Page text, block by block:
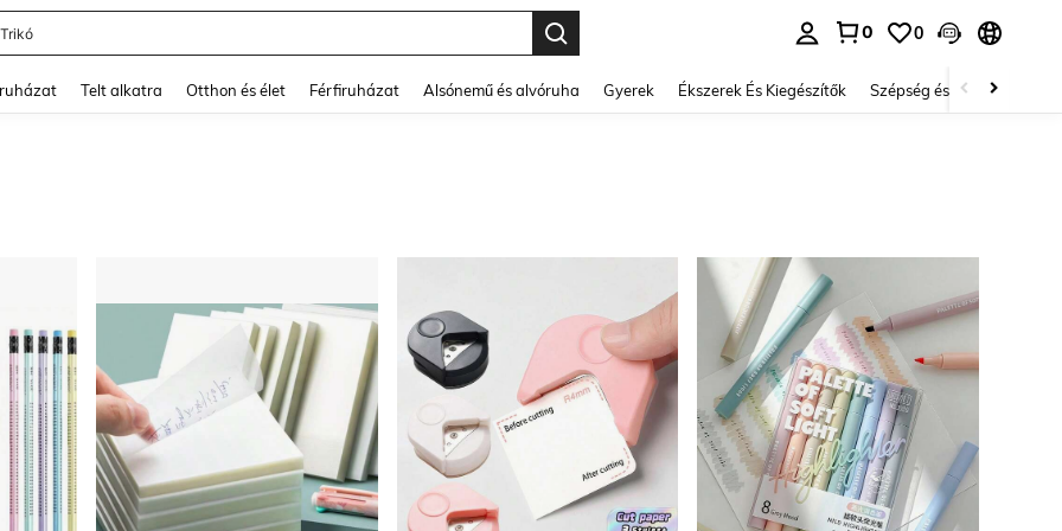
0 0
Telt alkatra Otthon és élet Férfiruházat Alsónemű és alvóruha Gyerek Ékszerek És Kiegészítők Szépség és egészség